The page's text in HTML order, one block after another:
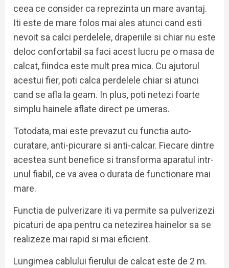
ceea ce consider ca reprezinta un mare avantaj.
Iti este de mare folos mai ales atunci cand esti
nevoit sa calci perdelele, draperiile si chiar nu este
deloc confortabil sa faci acest lucru pe o masa de
calcat, fiindca este mult prea mica. Cu ajutorul
acestui fier, poti calca perdelele chiar si atunci
cand se afla la geam. In plus, poti netezi foarte
simplu hainele aflate direct pe umeras.
Totodata, mai este prevazut cu functia auto-
curatare, anti-picurare si anti-calcar. Fiecare dintre
acestea sunt benefice si transforma aparatul intr-
unul fiabil, ce va avea o durata de functionare mai
mare.
Functia de pulverizare iti va permite sa pulverizezi
picaturi de apa pentru ca netezirea hainelor sa se
realizeze mai rapid si mai eficient.
Lungimea cablului fierului de calcat este de 2 m.